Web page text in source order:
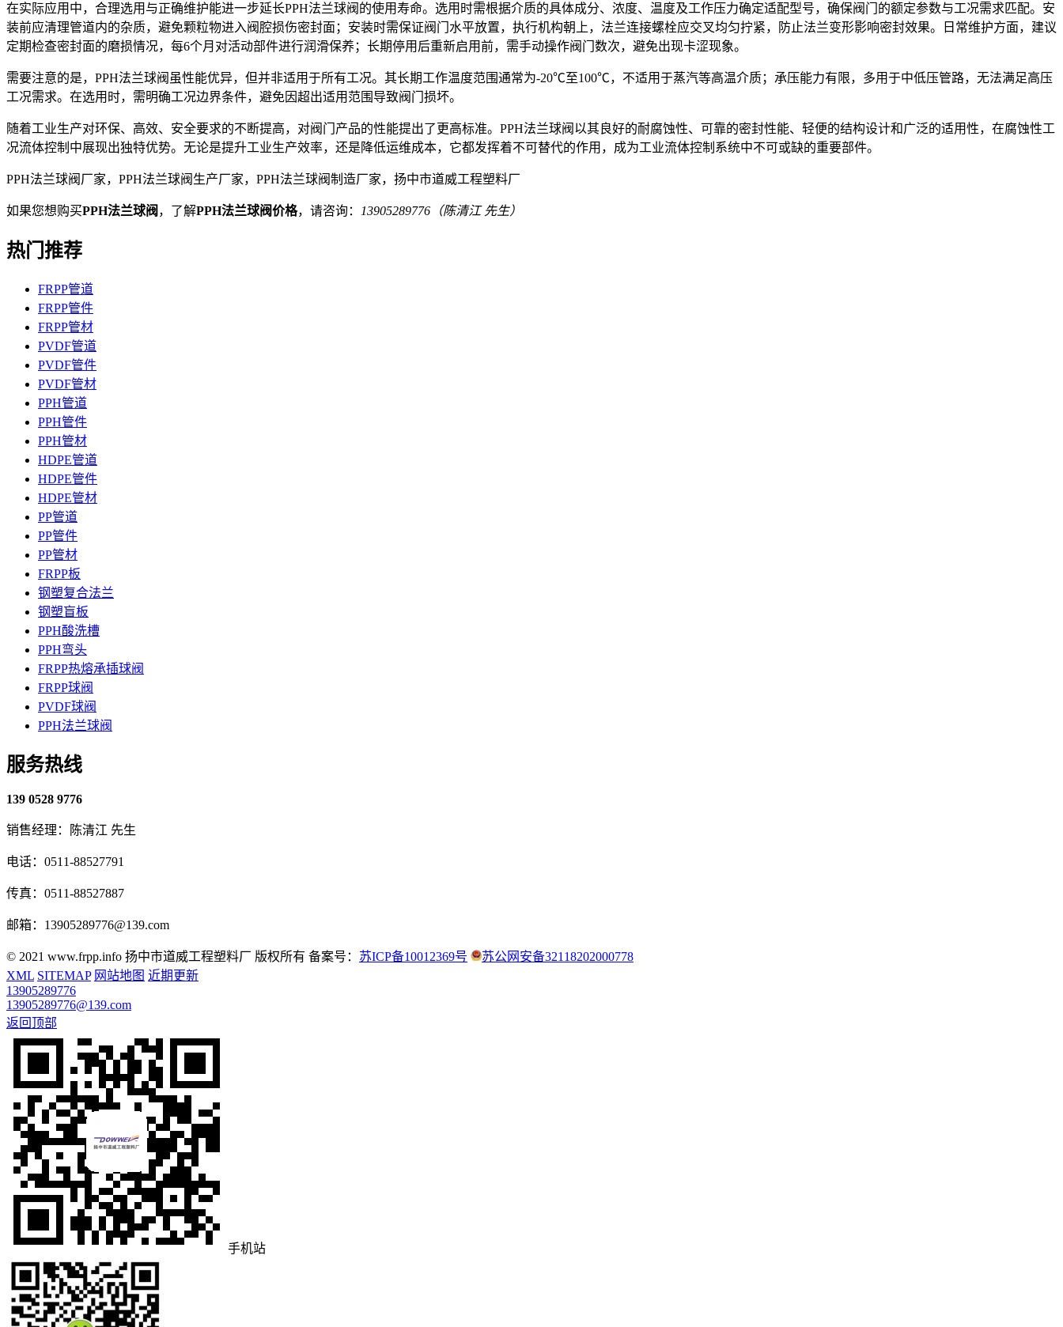
在实际应用中，合理选用与正确维护能进一步延长PPH法兰球阀的使用寿命。选用时需根据介质的具体成分、浓度、温度及工作压力确定适配型号，确保阀门的额定参数与工况需求匹配。安
装前应清理管道内的杂质，避免颗粒物进入阀腔损伤密封面；安装时需保证阀门水平放置，执行机构朝上，法兰连接螺栓应交叉均匀拧紧，防止法兰变形影响密封效果。日常维护方面，建议
定期检查密封面的磨损情况，每6个月对活动部件进行润滑保养；长期停用后重新启用前，需手动操作阀门数次，避免出现卡涩现象。
需要注意的是，PPH法兰球阀虽性能优异，但并非适用于所有工况。其长期工作温度范围通常为-20℃至100℃，不适用于蒸汽等高温介质；承压能力有限，多用于中低压管路，无法满足高压
工况需求。在选用时，需明确工况边界条件，避免因超出适用范围导致阀门损坏。
随着工业生产对环保、高效、安全要求的不断提高，对阀门产品的性能提出了更高标准。PPH法兰球阀以其良好的耐腐蚀性、可靠的密封性能、轻便的结构设计和广泛的适用性，在腐蚀性工
况流体控制中展现出独特优势。无论是提升工业生产效率，还是降低运维成本，它都发挥着不可替代的作用，成为工业流体控制系统中不可或缺的重要部件。
PPH法兰球阀厂家，PPH法兰球阀生产厂家，PPH法兰球阀制造厂家，扬中市道威工程塑料厂
如果您想购买PPH法兰球阀 ，了解PPH法兰球阀价格，请咨询： 13905289776（陈清江 先生）
热门推荐
FRPP管道
FRPP管件
FRPP管材
PVDF管道
PVDF管件
PVDF管材
PPH管道
PPH管件
PPH管材
HDPE管道
HDPE管件
HDPE管材
PP管道
PP管件
PP管材
FRPP板
钢塑复合法兰
钢塑盲板
PPH酸洗槽
PPH弯头
FRPP热熔承插球阀
FRPP球阀
PVDF球阀
PPH法兰球阀
服务热线
139 0528 9776
销售经理：陈清江 先生
电话：0511-88527791
传真：0511-88527887
邮箱：13905289776@139.com
© 2021 www.frpp.info 扬中市道威工程塑料厂 版权所有 备案号： 苏ICP备10012369号
苏公网安备32118202000778
XML SITEMAP 网站地图 近期更新
13905289776
13905289776@139.com
返回顶部
手机站